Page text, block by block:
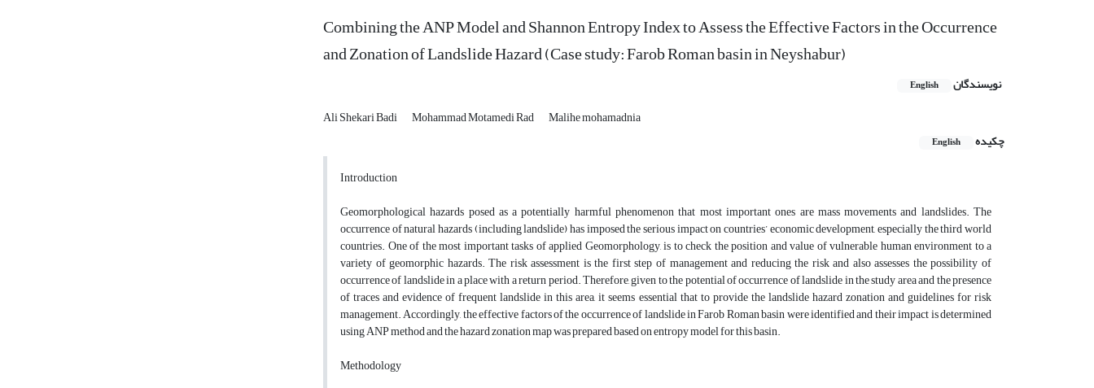
Combining the ANP Model and Shannon Entropy Index to Assess the Effective Factors in the Occurrence
and Zonation of Landslide Hazard (Case study: Farob Roman basin in Neyshabur)
نویسندگان English
Ali Shekari Badi Mohammad Motamedi Rad
Malihe mohamadnia
چکیده
English
Introduction
Geomorphological hazards posed as a potentially harmful phenomenon that most important ones are mass movements and landslides. The
occurrence of natural hazards (including landslide) has imposed the serious impact on countries’ economic development, especially the third world
countries. One of the most important tasks of applied Geomorphology, is to check the position and value of vulnerable human environment to a
variety of geomorphic hazards. The risk assessment is the first step of management and reducing the risk and also assesses the possibility of
occurrence of landslide in a place with a return period. Therefore, given to the potential of occurrence of landslide in the study area and the presence
of traces and evidence of frequent landslide in this area, it seems essential that to provide the landslide hazard zonation and guidelines for risk
management. Accordingly, the effective factors of the occurrence of landslide in Farob Roman basin were identified and their impact is determined
using ANP method and the hazard zonation map was prepared based on entropy model for this basin.
Methodology